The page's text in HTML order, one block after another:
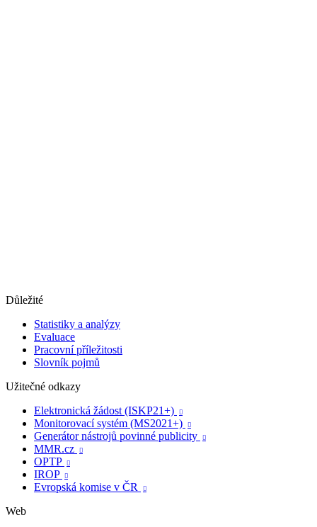
Důležité
Statistiky a analýzy
Evaluace
Pracovní příležitosti
Slovník pojmů
Užitečné odkazy
Elektronická žádost (ISKP21+)

Monitorovací systém (MS2021+) 
Generátor nástrojů povinné publicity 
MMR.cz 
OPTP 
IROP 
Evropská komise v ČR 
Web